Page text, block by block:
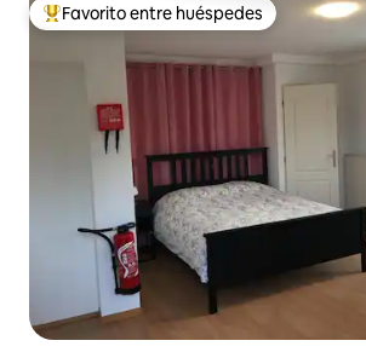
Favorito entre los huéspedes más
Favorito entre huéspedes